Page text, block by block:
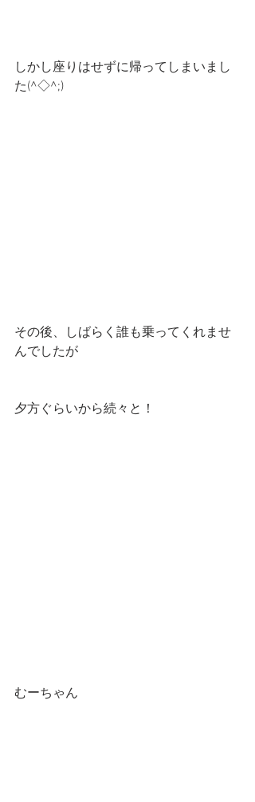
しかし座りはせずに帰ってしまいまし
た(^◇^;)
その後、しばらく誰も乗ってくれませ
んでしたが
夕方ぐらいから続々と！
むーちゃん